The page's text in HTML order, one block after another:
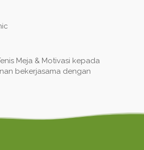
Meja & Motivasi kepada
bekerjasama dengan